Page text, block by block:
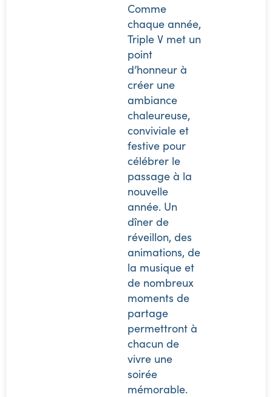
Comme
chaque année,
Triple V met un
point
d’honneur à
créer une
ambiance
chaleureuse,
conviviale et
festive pour
célébrer le
passage à la
nouvelle
année. Un
dîner de
réveillon, des
animations, de
la musique et
de nombreux
moments de
partage
permettront à
chacun de
vivre une
soirée
mémorable.